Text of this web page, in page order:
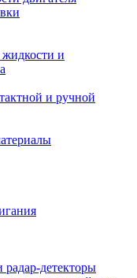
и
и ручной
радар-детекторы